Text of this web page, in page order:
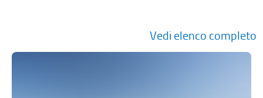
Vedi elenco completo